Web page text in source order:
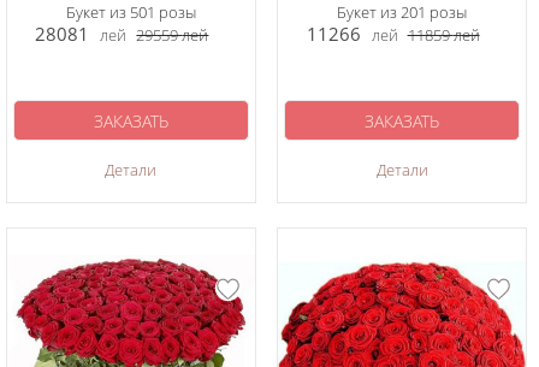
Букет из 501 розы
28081 лей 29559лей
Детали
ЗАКАЗАТЬ
Букет из 201 розы
11266 лей 11859лей
Детали
ЗАКАЗАТЬ